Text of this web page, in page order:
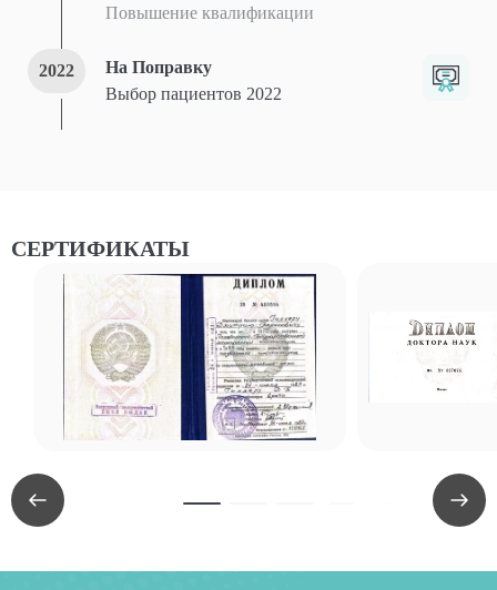
Повышение квалификации
2022
На Поправку
Выбор пациентов 2022
СЕРТИФИКАТЫ